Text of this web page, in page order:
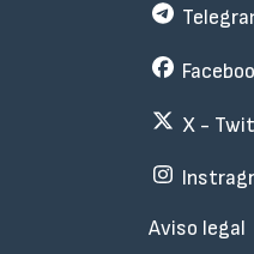
Subfooter
X -
Aviso legal